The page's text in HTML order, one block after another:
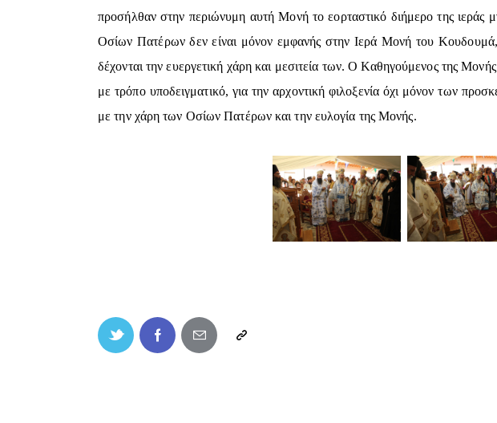
προσήλθαν στην περιώνυμη αυτή Μονή το εορταστικό διήμερο της
Οσίων Πατέρων δεν είναι μόνον εμφανής στην Ιερά Μονή του Κουδουμά,
δέχονται την ευεργετική χάρη και μεσιτεία των. Ο Καθηγούμενος της
με τρόπο υποδειγματικό, για την αρχοντική φιλοξενία όχι μόνον των
με την χάρη των Οσίων Πατέρων και την ευλογία της Μονής.